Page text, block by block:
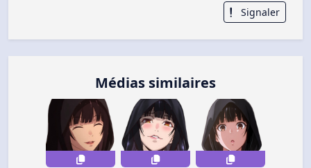
Signaler
Médias similaires